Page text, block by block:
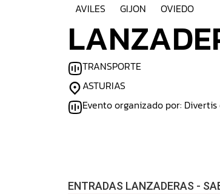
AVILES GIJON OVIEDO
TRANSPORTE
ASTURIAS
Evento organizado por:
ENTRADAS LANZADERAS -